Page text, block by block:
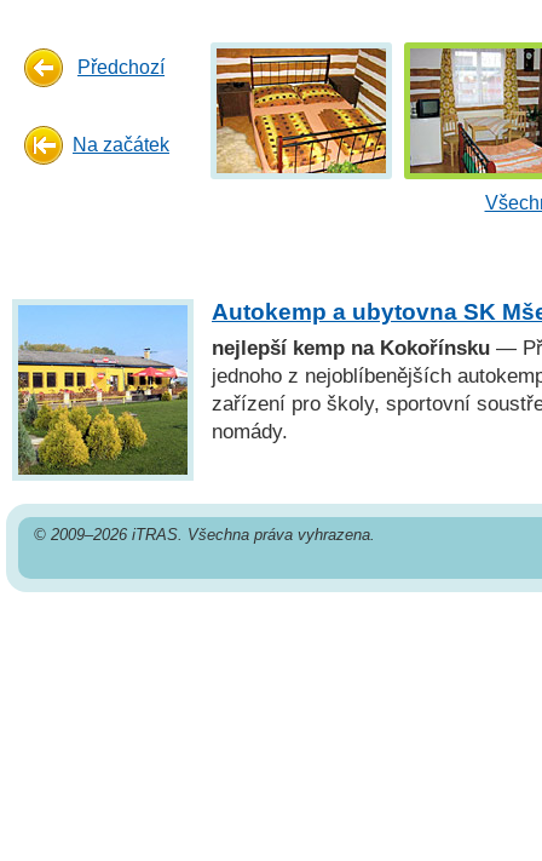
Předchozí
Na začátek
Autokemp a ubytovna SK
nejlepší kemp na Kokořínsku —
jednoho z nejoblíbenějších
zařízení pro školy, sportovní
nomády.
© 2009–2026 iTRAS. Všechna práva vyhrazena.